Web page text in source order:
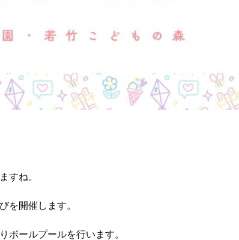
すね。
を開催します。
ボールプールを行います。